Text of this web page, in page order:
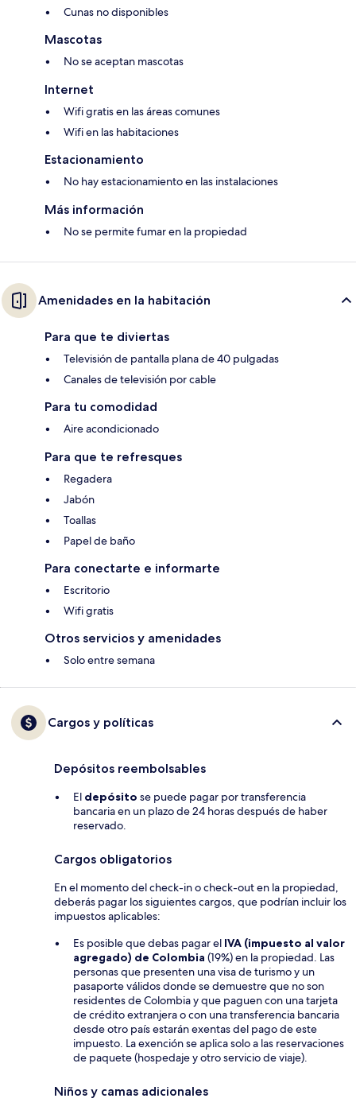
Cunas no disponibles
Mascotas
No se aceptan mascotas
Internet
Wifi gratis en las áreas comunes
Wifi en las habitaciones
Estacionamiento
No hay estacionamiento en las instalaciones
Más información
No se permite fumar en la propiedad
Amenidades en la habitación
Para que te diviertas
Televisión de pantalla plana de 40 pulgadas
Canales de televisión por cable
Para tu comodidad
Aire acondicionado
Para que te refresques
Regadera
Jabón
Toallas
Papel de baño
Para conectarte e informarte
Escritorio
Wifi gratis
Otros servicios y amenidades
Solo entre semana
Cargos y políticas
Depósitos reembolsables
El depósito se puede pagar por transferencia
bancaria en un plazo de 24 horas después de haber
reservado.
Cargos obligatorios
En el momento del check-in o check-out en la propiedad,
deberás pagar los siguientes cargos, que podrían incluir los
impuestos aplicables:
Es posible que debas pagar el IVA (impuesto al valor
agregado) de Colombia (19%) en la propiedad. Las
personas que presenten una visa de turismo y un
pasaporte válidos donde se demuestre que no son
residentes de Colombia y que paguen con una tarjeta
de crédito extranjera o con una transferencia bancaria
desde otro país estarán exentas del pago de este
impuesto. La exención se aplica solo a las reservaciones
de paquete (hospedaje y otro servicio de viaje).
Niños y camas adicionales